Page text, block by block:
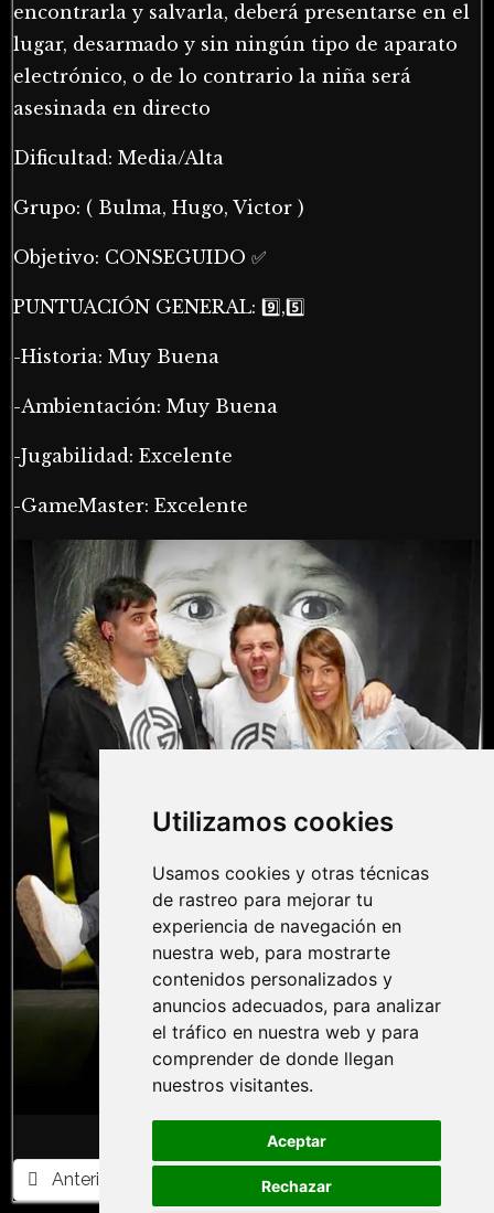
Utilizamos cookies
Usamos cookies y otras técnicas
de rastreo para mejorar tu
experiencia de navegación en
nuestra web, para mostrarte
contenidos personalizados y
anuncios adecuados, para analizar
el tráfico en nuestra web y para
comprender de donde llegan
nuestros visitantes.
Aceptar
Rechazar
encontrarla y salvarla, deberá presentarse en el
lugar, desarmado y sin ningún tipo de aparato
electrónico, o de lo contrario la niña será
asesinada en directo
Dificultad: Media/Alta
Grupo: ( Bulma, Hugo, Victor )
Objetivo: CONSEGUIDO ✅
PUNTUACIÓN GENERAL: 9️⃣,5️⃣
-Historia: Muy Buena
-Ambientación: Muy Buena
-Jugabilidad: Excelente
-GameMaster: Excelente⠀⠀⠀
Artículo anterior: ▷ Opinión CRONOLOGIC 2 | EL VIAJE
Anterior Artículo siguiente: ▷ Opinión